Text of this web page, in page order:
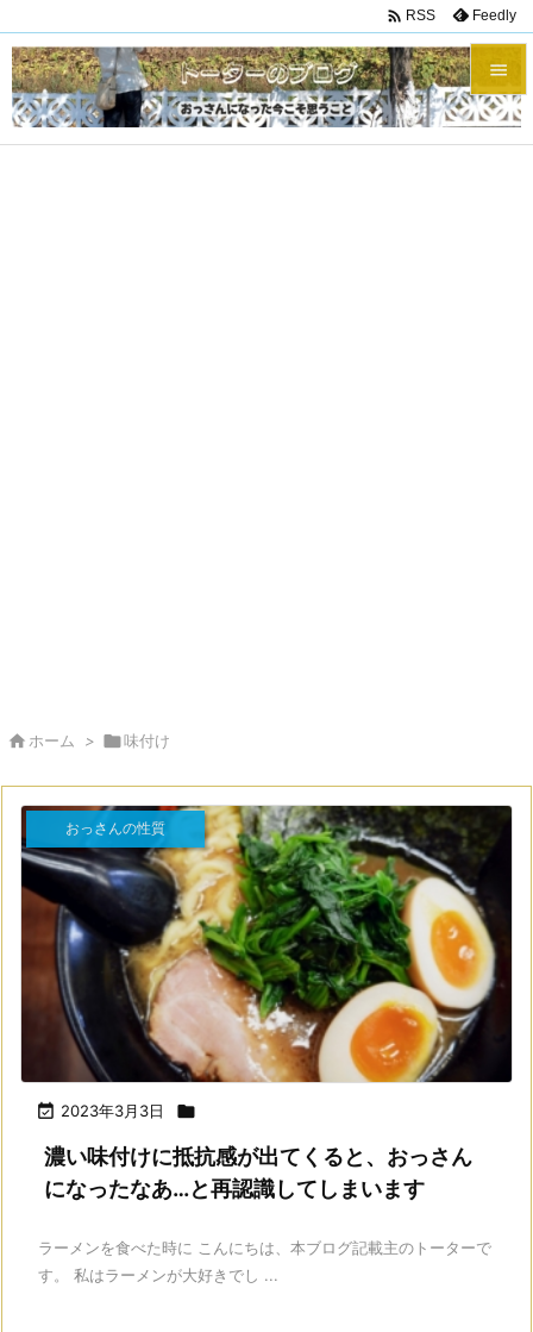


メニュ
 RSS Feedly
 ホーム > 味付け
 2023年3月3日 
おっさんの性質
濃い味付けに抵抗感が出てくると、おっさん
になったなあ…と再認識してしまいます
ラーメンを食べた時に こんにちは、本ブログ記載主のトーターで
す。 私はラーメンが大好きでし ...